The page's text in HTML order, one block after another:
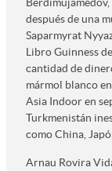
después de una
Saparmyrat
Libro Guinness
cantidad de
mármol blanco
Asia Indoor en
Turkmenistán
como China,
Arnau Rovira